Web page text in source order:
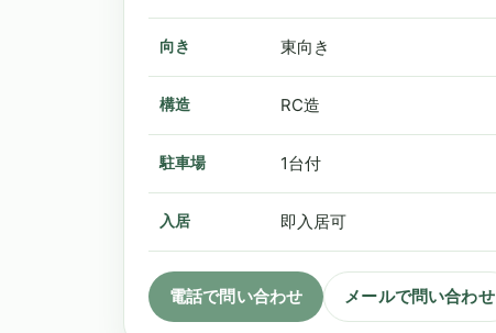
向き 東向き
構造 RC造
駐車場 1台付
入居 即入居可
電話で問い合わせ メールで問い合わせ